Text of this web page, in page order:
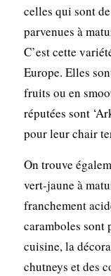
celles qui sont
parvenues à
C’est cette
Europe. Elles
fruits ou en
réputées sont
pour leur chair
On trouve
vert-jaune à
franchement
caramboles
cuisine, la
chutneys et des